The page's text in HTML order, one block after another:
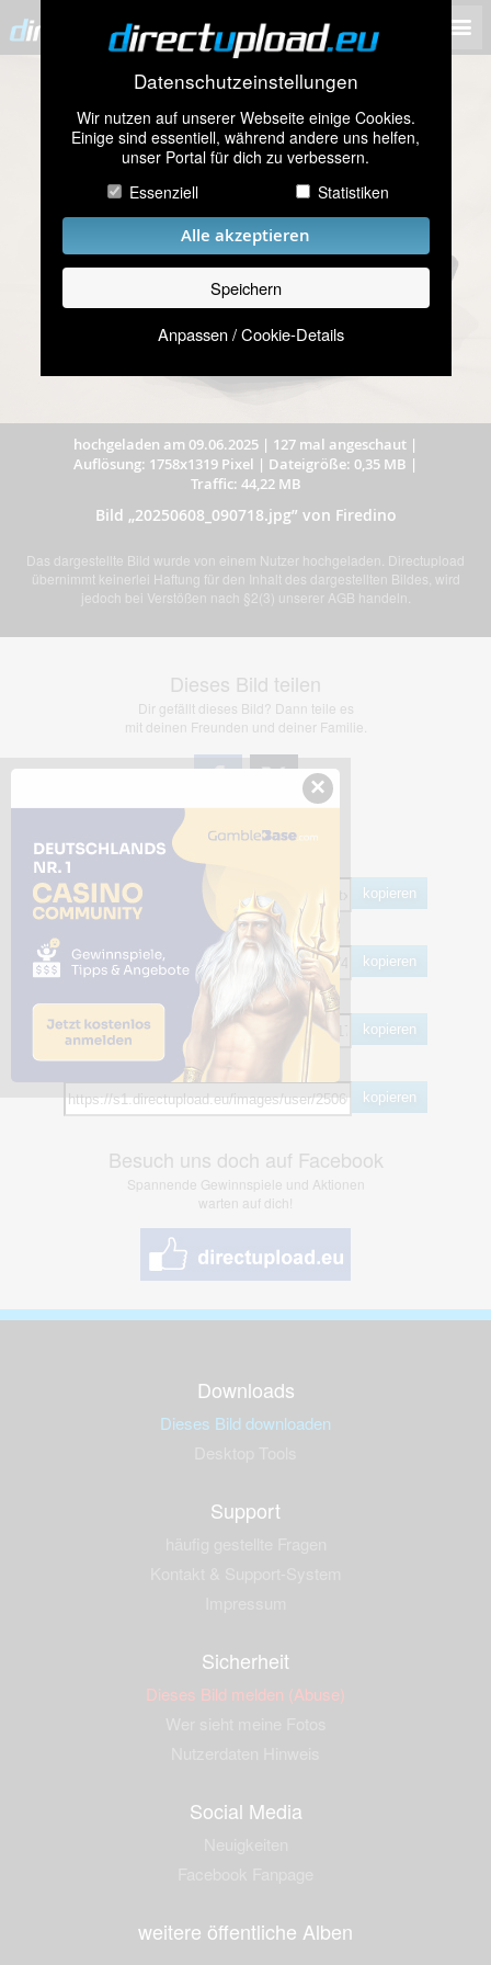
Datenschutzeinstellungen
Wir nutzen auf unserer Webseite einige Cookies.
Einige sind essentiell, während andere uns helfen,
unser Portal für dich zu verbessern.
Essenziell
Statistiken
Alle akzeptieren
Speichern
Anpassen / Cookie-Details
hochgeladen am 09.06.2025 | 127 mal angeschaut |
Auflösung: 1758x1319 Pixel | Dateigröße: 0,35 MB |
Traffic: 44,22 MB
Bild „20250608_090718.jpg” von Firedino
Das dargestellte Bild wurde von einem Nutzer hochgeladen. Directupload
übernimmt keinerlei Haftung für den Inhalt des dargestellten Bildes, wird
jedoch bei Verstößen nach §2(3) unserer AGB handeln.
Dieses Bild teilen
Dir gefällt dieses Bild? Dann teile es
mit deinen Freunden und deiner Familie.
Share Links
kopieren
HTML
kopieren
BB Code
kopieren
kopieren
Besuch uns doch auf Facebook
Spannende Gewinnspiele und Aktionen
warten auf dich!
Downloads
Dieses Bild downloaden
Support
Sicherheit
Dieses Bild melden (Abuse)
Social Media
weitere öffentliche Alben
×